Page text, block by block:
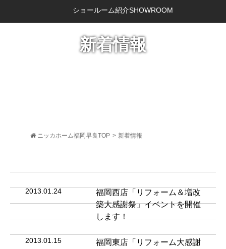
ショールーム紹介SHOWROOM
新着情報
ニッカホーム福岡早良TOP > 新着情報
2013.01.24
福岡西店「リフォーム＆増改
築大感謝祭」イベントを開催
します！
2013.01.15
福岡東店「リフォーム大感謝